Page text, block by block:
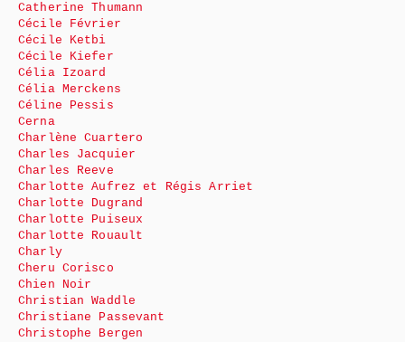
Catherine Thumann
Cécile Février
Cécile Ketbi
Cécile Kiefer
Célia Izoard
Célia Merckens
Céline Pessis
Cerna
Charlène Cuartero
Charles Jacquier
Charles Reeve
Charlotte Aufrez et Régis Arriet
Charlotte Dugrand
Charlotte Puiseux
Charlotte Rouault
Charly
Cheru Corisco
Chien Noir
Christian Waddle
Christiane Passevant
Christophe Bergen